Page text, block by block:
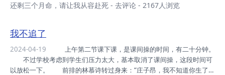
该接受惩罚。 果然，还没下课，班主任张志远就来了。 “庄子
开口，庄子昂就主动递上了检讨书。 整整一千字，新鲜出炉，墨迹
未干。 引经据典，文采飞扬。 “庄子昂，你知不知道自己在干什
么？吴老师向我反映，你还在课堂上看小说，她对你非常失望！”张志远
拍着桌子。 “对不起，张老师，我知道错了，...
还剩三个月命，请让我从容赴死 - 去评论 - 2167人浏览
我不追了
2024-04-19
不过学校考虑到学生们压力太大，基本取消了课间操，这段时间可
以放松一下。 前排的林慕诗转过身来：“庄子昂，我不知道你生了